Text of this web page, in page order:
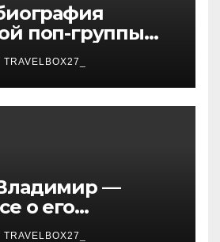
поп-группы
интернешнл»
успеха, музыка
TRAVELBOX27_
—
о его
возрасте и
TRAVELBOX27_